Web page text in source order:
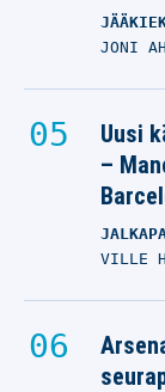
JONI
Uusi
–
VILLE